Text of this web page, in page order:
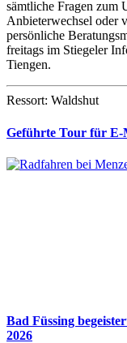
sämtliche Fragen zum
Anbieterwechsel oder
persönliche
freitags im Stiegeler
Tiengen.
Ressort: Waldshut
Geführte Tour für E-
Bad Füssing
2026